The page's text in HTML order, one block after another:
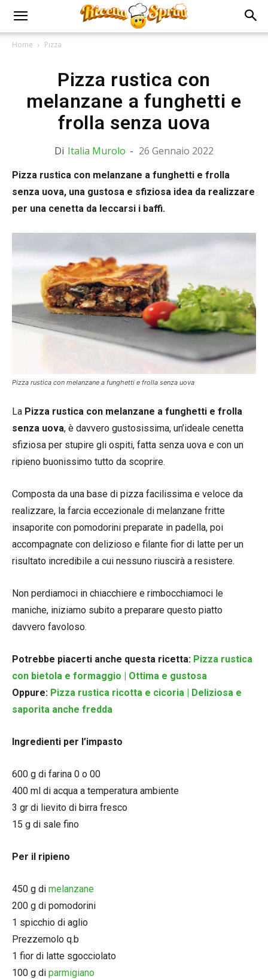
Home Pizza
Pizza rustica con
melanzane a funghetti e
frolla senza uova
Di Italia Murolo - 26 Gennaio 2022
Pizza rustica con melanzane a funghetti e frolla
senza uova, una gustosa e sfiziosa idea da realizzare
per una cenetta da leccarsi i baffi.
Pizza rustica con melanzane a funghetti e frolla senza uova
La Pizza rustica con melanzane a funghetti e frolla
senza uova, è davvero gustosissima, un’ideale cenetta
sfiziosa per stupire gli ospiti, fatta senza uova e con un
ripieno buonissimo tutto da scoprire.
Composta da una base di pizza facilissima e veloce da
realizzare, la farcia eccezionale di melanzane fritte
insaporite con pomodorini preparate in padella, poi
accompagnate con delizioso e filante fior di latte per un
risultato incredibile a cui nessuno riuscirà a resistere.
Non perdiamoci in chiacchiere e rimbocchiamoci le
maniche, iniziamo subito a preparare questo piatto
davvero favoloso.
Potrebbe piacerti anche questa ricetta: Pizza rustica
con bietola e formaggio | Ottima e gustosa
Oppure: Pizza rustica ricotta e cicoria | Deliziosa e
saporita anche fredda
Ingredienti per l’impasto
600 g di farina 0 o 00
400 ml di acqua a temperatura ambiente
3 gr di lievito di birra fresco
15 g di sale fino
Per il ripieno
450 g di melanzane
200 g di pomodorini
1 spicchio di aglio
Prezzemolo q.b
1 fior di latte sgocciolato
100 g di parmigiano